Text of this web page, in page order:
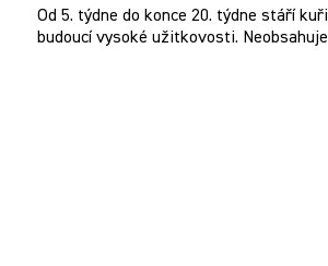
Od 5. týdne do konce 20. týdne stáří
budoucí vysoké užitkovosti.